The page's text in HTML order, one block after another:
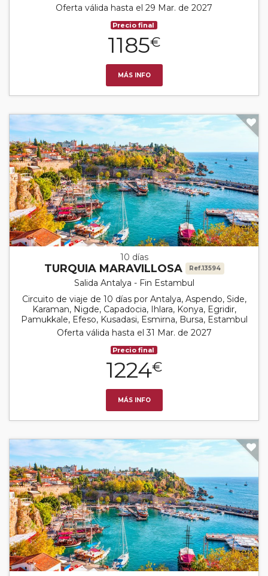
Oferta válida hasta el 29 Mar. de 2027
Precio final
1185€
MÁS INFO
10 días
TURQUIA MARAVILLOSA Ref.13594
Salida Antalya - Fin Estambul
Circuito de viaje de 10 días por Antalya, Aspendo, Side,
Karaman, Nigde, Capadocia, Ihlara, Konya, Egridir,
Pamukkale, Efeso, Kusadasi, Esmirna, Bursa, Estambul
Oferta válida hasta el 31 Mar. de 2027
Precio final
1224€
MÁS INFO